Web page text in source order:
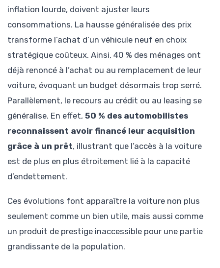
inflation lourde, doivent ajuster leurs
consommations. La hausse généralisée des prix
transforme l’achat d’un véhicule neuf en choix
stratégique coûteux. Ainsi, 40 % des ménages ont
déjà renoncé à l’achat ou au remplacement de leur
voiture, évoquant un budget désormais trop serré.
Parallèlement, le recours au crédit ou au leasing se
généralise. En effet, 50 % des automobilistes
reconnaissent avoir financé leur acquisition
grâce à un prêt, illustrant que l’accès à la voiture
est de plus en plus étroitement lié à la capacité
d’endettement.
Ces évolutions font apparaître la voiture non plus
seulement comme un bien utile, mais aussi comme
un produit de prestige inaccessible pour une partie
grandissante de la population.